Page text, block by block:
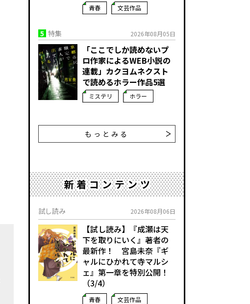
青春 文芸作品
5 特集 2026年08月05日
「ここでしか読めないプ
ロ作家によるWEB小説の
連載」――カクヨムネクスト
で読めるホラー作品5選
ミステリ ホラー
もっとみる
新着コンテンツ
試し読み 2026年08月06日
【試し読み】『成瀬は天
下を取りにいく』著者の
最新作！ 宮島未奈『ギ
ャルにひかれて寺マルシ
ェ』第一章を特別公開！
（3/4）
青春 文芸作品